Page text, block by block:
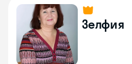
Зелфия